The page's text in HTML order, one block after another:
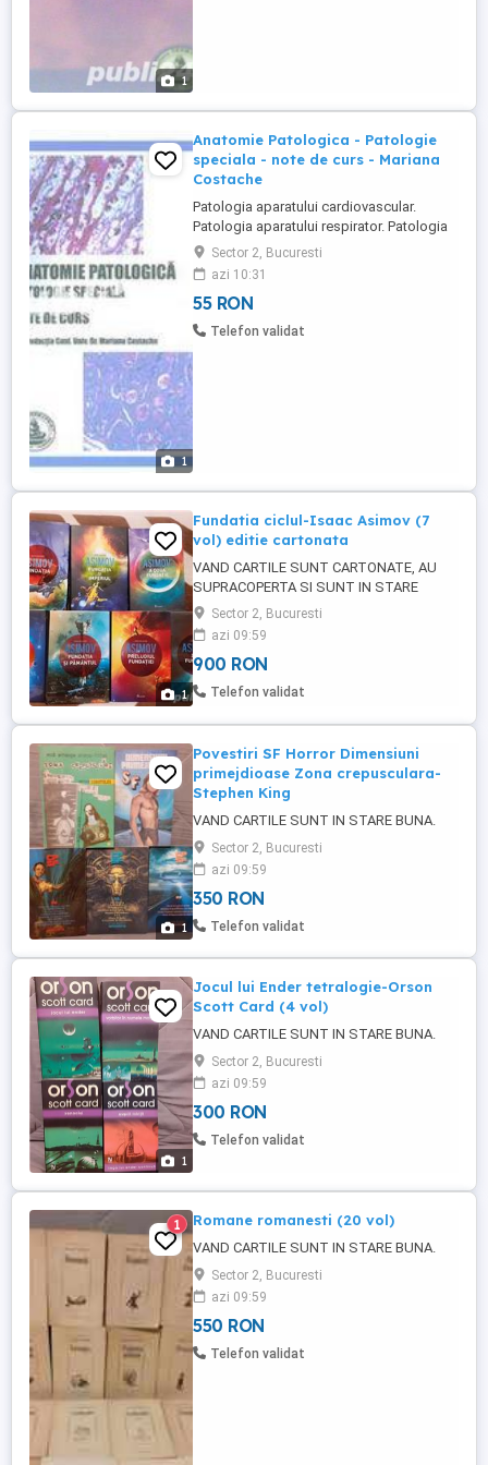
1
1
Anatomie Patologica - Patologie
speciala - note de curs - Mariana
Costache
Patologia aparatului cardiovascular.
Patologia aparatului respirator. Patologia
aparatului digestiv. Patologia aparatului
renal. Patologia aparatului genital
masculin. Patologia aparatului genital
feminin. Patologia glandei mamare.
Patologia glandelor endocrine. Leucoze si
Sector 2, Bucuresti
azi 10:31
55 RON
Telefon validat
1
Fundatia ciclul-Isaac Asimov (7
vol) editie cartonata
VAND CARTILE SUNT CARTONATE, AU
SUPRACOPERTA SI SUNT IN STARE
FOARTE BUNA (3 VOLUME SUNT IN
TIPLA).
Sector 2, Bucuresti
azi 09:59
900 RON
Telefon validat
1
Povestiri SF Horror Dimensiuni
primejdioase Zona crepusculara-
Stephen King
VAND CARTILE SUNT IN STARE BUNA.
Sector 2, Bucuresti
azi 09:59
350 RON
Telefon validat
1
Jocul lui Ender tetralogie-Orson
Scott Card (4 vol)
VAND CARTILE SUNT IN STARE BUNA.
Sector 2, Bucuresti
azi 09:59
300 RON
Telefon validat
1 Romane romanesti (20 vol)
VAND CARTILE SUNT IN STARE BUNA.
Sector 2, Bucuresti
azi 09:59
550 RON
Telefon validat